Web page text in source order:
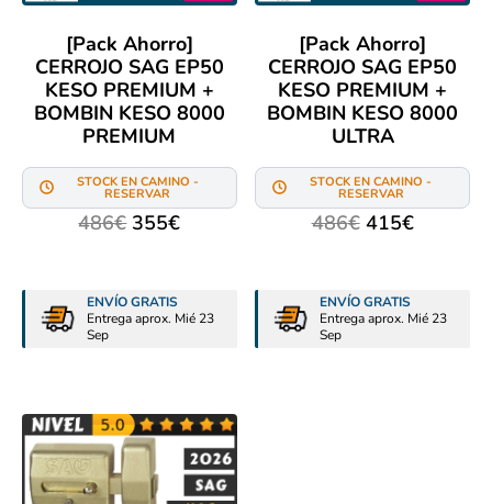
[Pack Ahorro]
CERROJO SAG EP50
KESO PREMIUM +
BOMBIN KESO 8000
PREMIUM
STOCK EN CAMINO -
RESERVAR
486€ 355€
ENVÍO GRATIS
Entrega aprox. Mié 23
Sep
[Pack Ahorro]
CERROJO SAG EP50
KESO PREMIUM +
BOMBIN KESO 8000
ULTRA
STOCK EN CAMINO -
RESERVAR
486€ 415€
ENVÍO GRATIS
Entrega aprox. Mié 23
Sep